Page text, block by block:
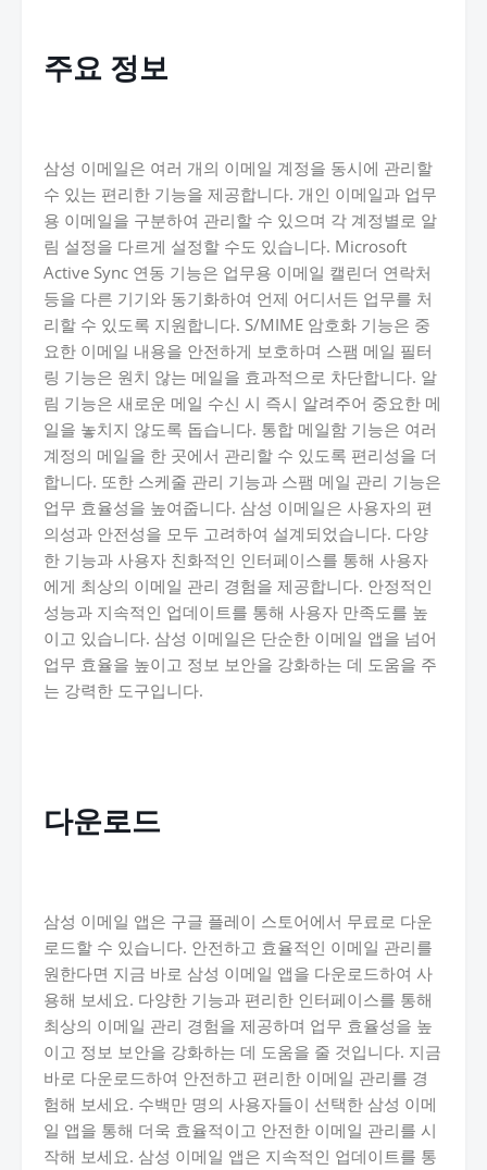
주요 정보
삼성 이메일은 여러 개의 이메일 계정을 동시에 관리할
수 있는 편리한 기능을 제공합니다. 개인 이메일과 업무
용 이메일을 구분하여 관리할 수 있으며 각 계정별로 알
림 설정을 다르게 설정할 수도 있습니다. Microsoft
Active Sync 연동 기능은 업무용 이메일 캘린더 연락처
등을 다른 기기와 동기화하여 언제 어디서든 업무를 처
리할 수 있도록 지원합니다. S/MIME 암호화 기능은 중
요한 이메일 내용을 안전하게 보호하며 스팸 메일 필터
링 기능은 원치 않는 메일을 효과적으로 차단합니다. 알
림 기능은 새로운 메일 수신 시 즉시 알려주어 중요한 메
일을 놓치지 않도록 돕습니다. 통합 메일함 기능은 여러
계정의 메일을 한 곳에서 관리할 수 있도록 편리성을 더
합니다. 또한 스케줄 관리 기능과 스팸 메일 관리 기능은
업무 효율성을 높여줍니다. 삼성 이메일은 사용자의 편
의성과 안전성을 모두 고려하여 설계되었습니다. 다양
한 기능과 사용자 친화적인 인터페이스를 통해 사용자
에게 최상의 이메일 관리 경험을 제공합니다. 안정적인
성능과 지속적인 업데이트를 통해 사용자 만족도를 높
이고 있습니다. 삼성 이메일은 단순한 이메일 앱을 넘어
업무 효율을 높이고 정보 보안을 강화하는 데 도움을 주
는 강력한 도구입니다.
다운로드
삼성 이메일 앱은 구글 플레이 스토어에서 무료로 다운
로드할 수 있습니다. 안전하고 효율적인 이메일 관리를
원한다면 지금 바로 삼성 이메일 앱을 다운로드하여 사
용해 보세요. 다양한 기능과 편리한 인터페이스를 통해
최상의 이메일 관리 경험을 제공하며 업무 효율성을 높
이고 정보 보안을 강화하는 데 도움을 줄 것입니다. 지금
바로 다운로드하여 안전하고 편리한 이메일 관리를 경
험해 보세요. 수백만 명의 사용자들이 선택한 삼성 이메
일 앱을 통해 더욱 효율적이고 안전한 이메일 관리를 시
작해 보세요. 삼성 이메일 앱은 지속적인 업데이트를 통